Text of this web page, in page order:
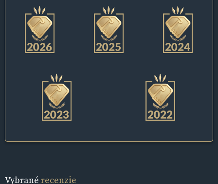
Vybrané recenzie